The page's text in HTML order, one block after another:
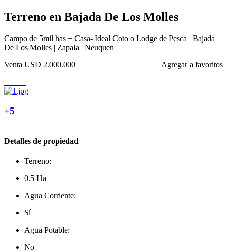
Terreno en Bajada De Los Molles
Campo de 5mil has + Casa- Ideal Coto o Lodge de Pesca | Bajada
De Los Molles | Zapala | Neuquen
Agregar a favoritos
Venta USD 2.000.000
+5
Detalles de propiedad
Terreno:
0.5 Ha
Agua Corriente:
Sí
Agua Potable:
No